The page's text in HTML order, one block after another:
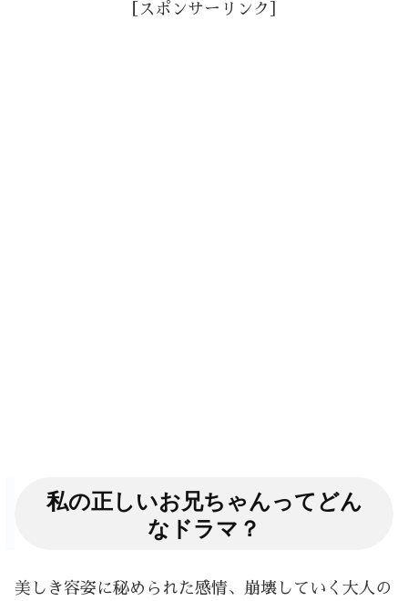
［スポンサーリンク］
私の正しいお兄ちゃんってどん
なドラマ？
美しき容姿に秘められた感情、崩壊していく大人の